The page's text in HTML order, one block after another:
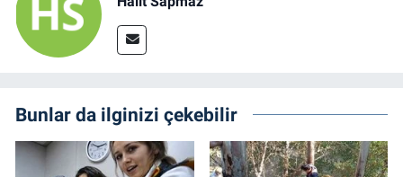
Bunlar da ilginizi çekebilir